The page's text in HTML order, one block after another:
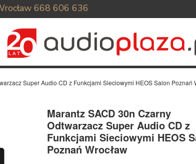
668 606 636
Super Audio CD z Funkcjami Sieciowymi HEOS Salon Poznań
Marantz SACD 30n Czarny
Odtwarzacz Super Audio CD z
Funkcjami Sieciowymi HEOS
Poznań Wrocław